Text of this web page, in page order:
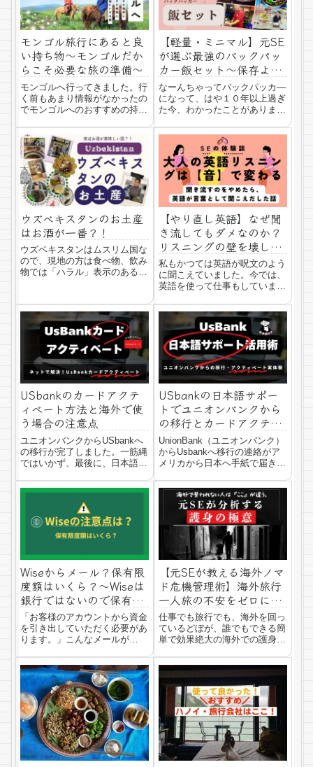
モンゴル旅行にあると良
い持ち物〜モンゴルだか
らこそ必要な旅の準備〜
モンゴルへ行ってきました。行
く前もあまり情報がなかったの
でモンゴルへのおすすめの持ち
か、何をするか、で持ち物は違
う当たり前といえば、当たり前
ですが旅をするとき、どこへ行
くのか、何をしたいのか、予算
はいくらなのか、...
【軽量・ミニマル】元SE
が選ぶ最強のバックパッ
カー飯セット～保存よ
し！持ち運び良し！味良
し！
なーんちゃってバックパッカ―
になって、はや１０年以上過ぎ
た今、わかったことがありま
その旅は終わる。当たり前なん
ですけど、若い時って勢いがあ
りますから、怖いものみたさで
突き進んでしまいま...
ウズベキスタンのお土産
はお酒が一番？！
ウズベキスタンはムスリム国な
ので、現地の方は食べ物、飲み
物では「ハラル」表示のあるも
ルは飲まない、というのがイス
ラム教の教えにあるようでそれ
らが材料に使ってないよ、とい
うのを示すために商...
【やり直し英語】なぜ聞
き流してもダメなのか？
リスニングの壁を壊した
『フォニックス』の衝撃
私もかつては英語が呪文のよう
に聞こえていました。今では、
英語を使って仕事もしていま
していますので、ほとんどの生
徒と日本語と英語でやり取りを
しています。（※最近、どこの
国の人でも大抵、母国語と英語
は話せます。）また...
USbankのカードアクテ
ィベート方法と海外で使
う場合の注意点
ユニオンバンクからUSbankへ
の移行が完了しました。一筋縄
ではいかず、最後に、日本語サ
の移行が終わったあとの
Usbankカードのアクティベー
トをご紹介します...
USbankの日本語サポー
トでユニオンバンクから
の移行とカードアクティ
ベートを終えた話
UnionBank（ユニオンバンク）
からUsbankへ移行の連絡がア
メリカから日本へ手紙で届きま
りログインできなかったり
Usbankのログインでロックが
かかったりと色々トラブルがあ
Wiseからメール？保有限
度額はいくら？～Wiseは
銀行ではないので保有限
度額があります～
「お客様のアカウントから資金
を引き出していただく必要があ
ります。」こんなメールが
作る際の注意点を書いておきま
すね。Wiseから突然のメール
ある日突然のメール。内容はこ
んな感じタイト...
【元SEが教える海外ノマ
ド危機管理術】海外旅行
一人旅の不安をゼロにす
る。格闘技より役立つ
『護身のソフト面』と
は？
仕事でも旅行でも、海外を回っ
ているどぼが、誰でもできる簡
単で効果絶大の海外での護身に
は、今までにいろんな国へ行っ
たり、住んだりしましたが幸い
一度も危ない目にあったことは
ありません。それ...